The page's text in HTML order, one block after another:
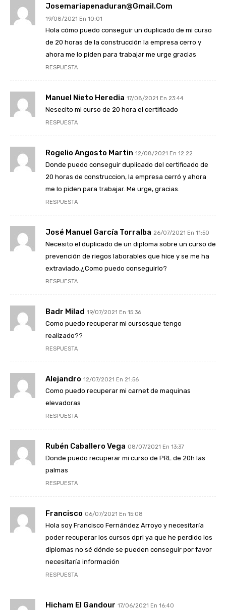
Josemariapenaduran@gmail.com
19/08/2021 En 10:01
Hola cómo puedo conseguir un duplicado de mi curso
de 20 horas de la construcción la empresa cerro y
ahora me lo piden para trabajar me urge gracias
RESPUESTA
Manuel Nieto Heredia 17/08/2021 En 23:44
Nesecito mi curso de 20 hora el certificado
RESPUESTA
Rogelio Angosto Martin 12/08/2021 En 12:22
Donde puedo conseguir duplicado del certificado de
20 horas de construccion, la empresa cerró y ahora
me lo piden para trabajar. Me urge, gracias.
RESPUESTA
José Manuel García Torralba 26/07/2021 En 11:50
Necesito el duplicado de un diploma sobre un curso de
prevención de riegos laborables que hice y se me ha
extraviado,¿Como puedo conseguirlo?
RESPUESTA
Badr Milad 19/07/2021 En 15:36
Como puedo recuperar mi cursosque tengo
realizado??
RESPUESTA
Alejandro 12/07/2021 En 21:56
Como puedo recuperar mi carnet de maquinas
elevadoras
RESPUESTA
Rubén Caballero Vega 08/07/2021 En 13:37
Donde puedo recuperar mi curso de PRL de 20h las
palmas
RESPUESTA
Francisco 06/07/2021 En 15:08
Hola soy Francisco Fernández Arroyo y necesitaría
poder recuperar los cursos dprl ya que he perdido los
diplomas no sé dónde se pueden conseguir por favor
necesitaría información
RESPUESTA
Hicham El Gandour 17/06/2021 En 16:40